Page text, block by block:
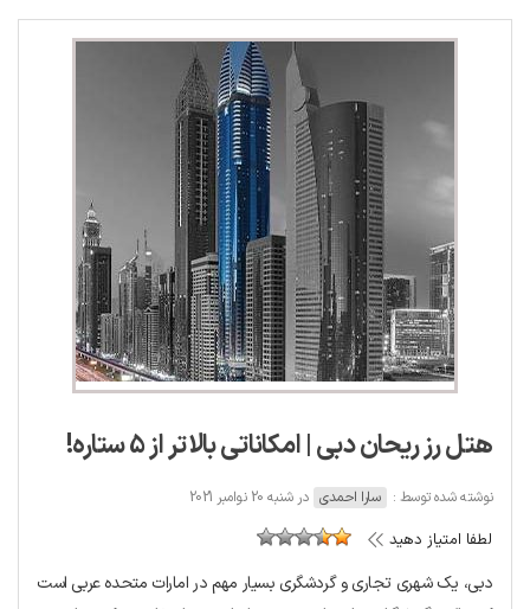
هتل رز ریحان دبی | امکاناتی بالاتر از 5 ستاره!
نوشته شده توسط : سارا احمدی در شنبه 20 نوامبر 2021
لطفا امتیاز دهید
دبی، یک شهری تجاری و گردشگری بسیار مهم در امارات متحده عربی است